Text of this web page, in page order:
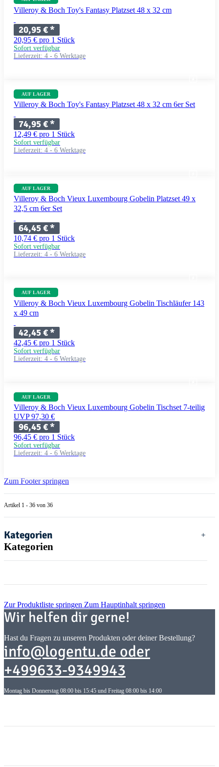
Villeroy & Boch Toy's Fantasy Platzset 48 x 32 cm
20,95 €*
20,95 € pro 1 Stück
Sofort verfügbar
Lieferzeit: 4 - 6 Werktage
AUF LAGER
Villeroy & Boch Toy's Fantasy Platzset 48 x 32 cm 6er Set
74,95 €*
12,49 € pro 1 Stück
Sofort verfügbar
Lieferzeit: 4 - 6 Werktage
AUF LAGER
Villeroy & Boch Vieux Luxembourg Gobelin Platzset 49 x
32,5 cm 6er Set
64,45 €*
10,74 € pro 1 Stück
Sofort verfügbar
Lieferzeit: 4 - 6 Werktage
AUF LAGER
Villeroy & Boch Vieux Luxembourg Gobelin Tischläufer 143
x 49 cm
42,45 €*
42,45 € pro 1 Stück
Sofort verfügbar
Lieferzeit: 4 - 6 Werktage
AUF LAGER
Villeroy & Boch Vieux Luxembourg Gobelin Tischset 7-teilig
UVP 97,30 €
96,45 €*
96,45 € pro 1 Stück
Sofort verfügbar
Lieferzeit: 4 - 6 Werktage
Zum Footer springen
Artikel 1 - 36 von 36
Kategorien
Kategorien
Zur Produktliste springen Zum Hauptinhalt springen
Wir helfen dir gerne!
Hast du Fragen zu unseren Produkten oder deiner Bestellung?
info@logentu.de oder
+499633-9349943
Montag bis Donnerstag 08:00 bis 15:45 und Freitag 08:00 bis 14:00